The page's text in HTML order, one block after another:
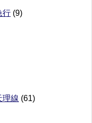
行 (9)
理線 (61)